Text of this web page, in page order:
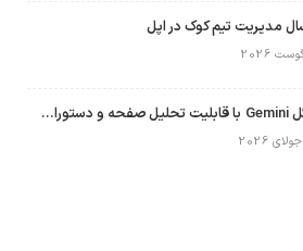
نسخه مک گوگل Gemini با قابلیت تحلیل صفحه و دستورات صوتی در به‌روزرسانی جدید